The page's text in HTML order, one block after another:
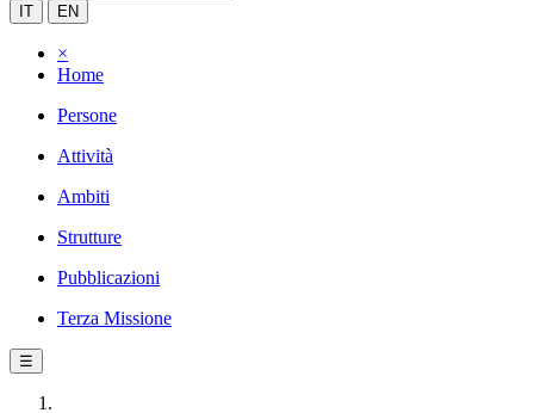
IT EN
×
Home
Persone
Attività
Ambiti
Strutture
Pubblicazioni
Terza Missione
☰